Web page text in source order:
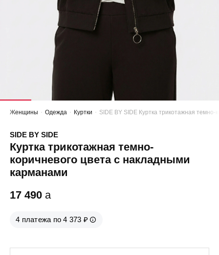
Женщины Одежда Куртки SIDE BY SIDE Куртка трикотажная
SIDE BY SIDE
Куртка трикотажная темно-
коричневого цвета с накладными
карманами
17 490 a
4 платежа по 4 373 ₽